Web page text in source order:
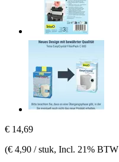
€ 14,69
(€ 4,90 / stuk, Incl. 21% BTW